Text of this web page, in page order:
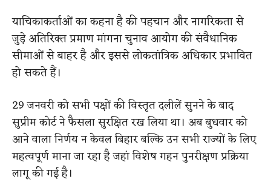
याचिकाकर्ताओं का कहना है की पहचान और नागरिकता से
जुड़े अतिरिक्त प्रमाण मांगना चुनाव आयोग की संवैधानिक
सीमाओं से बाहर है और इससे लोकतांत्रिक अधिकार प्रभावित
हो सकते हैं।
29 जनवरी को सभी पक्षों की विस्तृत दलीलें सुनने के बाद
सुप्रीम कोर्ट ने फैसला सुरक्षित रख लिया था। अब बुधवार को
आने वाला निर्णय न केवल बिहार बल्कि उन सभी राज्यों के लिए
महत्वपूर्ण माना जा रहा है जहां विशेष गहन पुनरीक्षण प्रक्रिया
लागू की गई है।